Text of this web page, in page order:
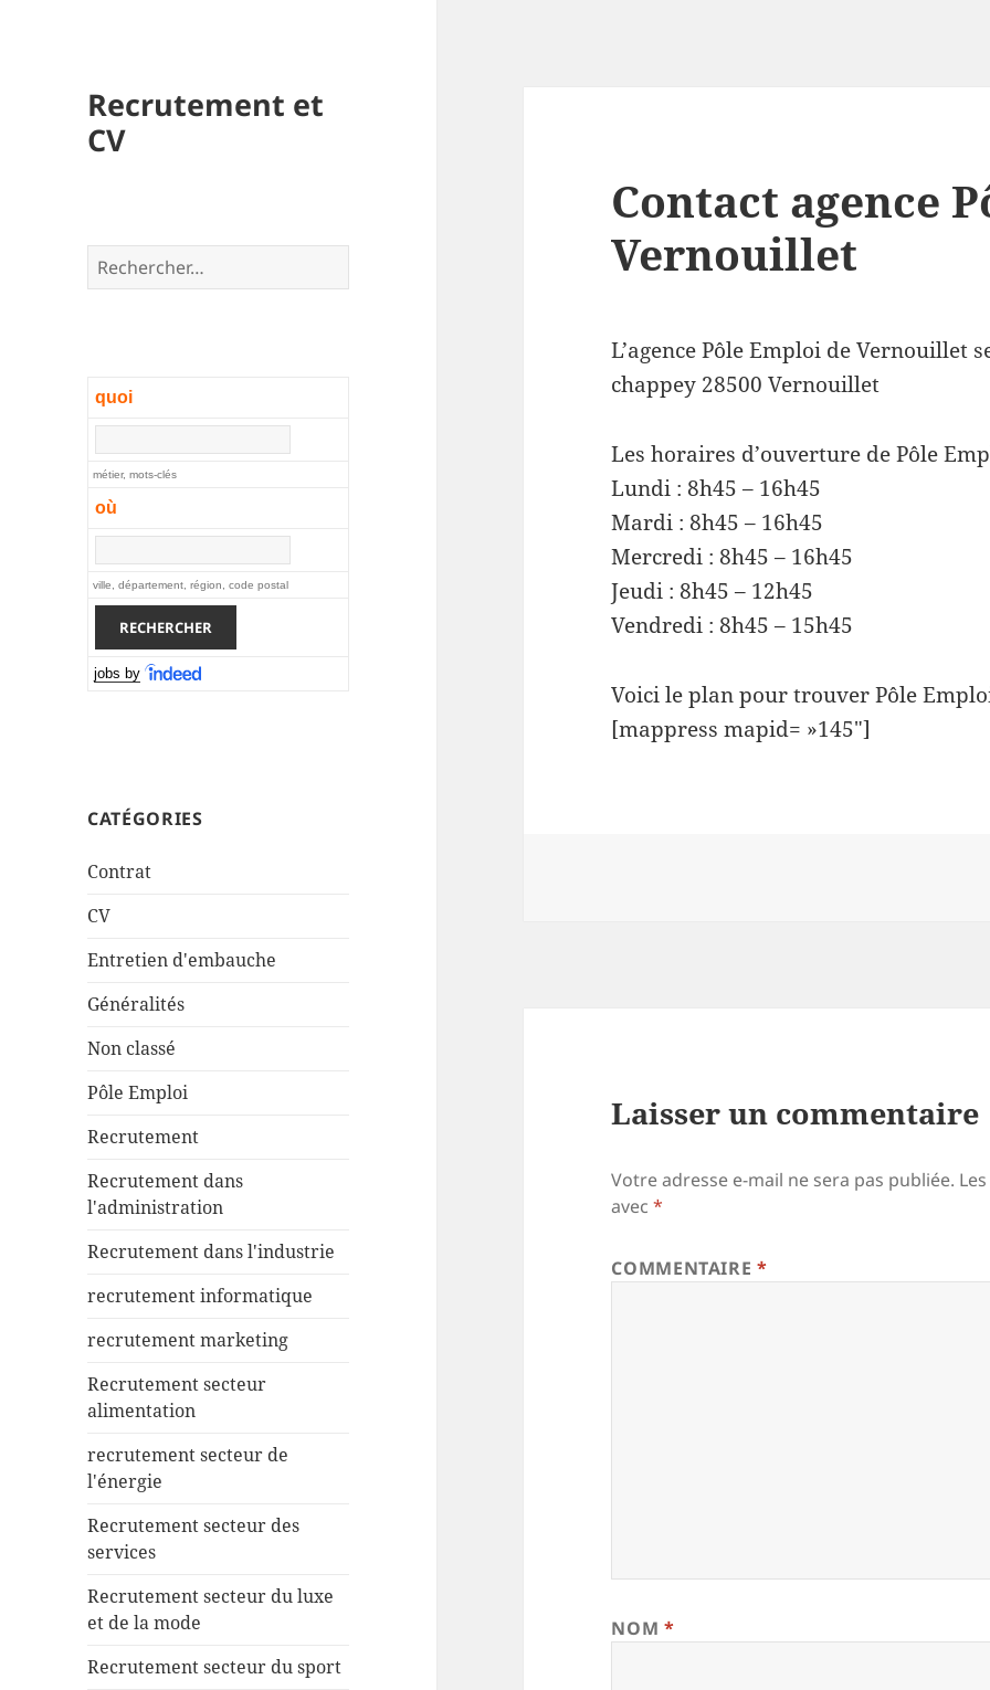
Recrutement et
CV
Rechercher :
quoi
métier, mots-clés
où
ville, département, région, code postal
jobs by
CATÉGORIES
Contrat
CV
Entretien d'embauche
Généralités
Non classé
Pôle Emploi
Recrutement
Recrutement dans
l'administration
Recrutement dans l'industrie
recrutement informatique
recrutement marketing
Recrutement secteur
alimentation
recrutement secteur de
l'énergie
Recrutement secteur des
services
Recrutement secteur du luxe
et de la mode
Recrutement secteur du sport
Contact agence
Vernouillet
L’agence Pôle Emploi de Vernouillet
chappey 28500 Vernouillet
Les horaires d’ouverture de Pôle
Lundi : 8h45 – 16h45
Mardi : 8h45 – 16h45
Mercredi : 8h45 – 16h45
Jeudi : 8h45 – 12h45
Vendredi : 8h45 – 15h45
Voici le plan pour trouver Pôle
[mappress mapid= »145″]
Laisser un commentaire
Votre adresse e-mail ne sera pas publiée.
avec*
COMMENTAIRE*
NOM *